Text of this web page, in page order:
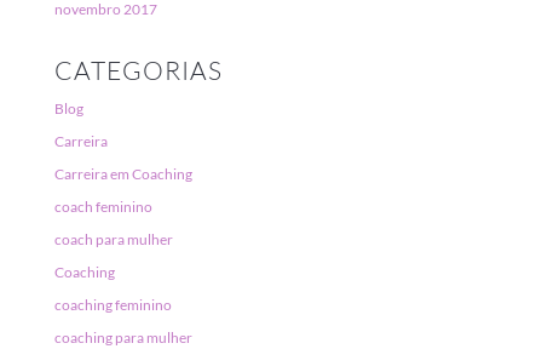
novembro 2017
CATEGORIAS
Blog
Carreira
Carreira em Coaching
coach feminino
coach para mulher
Coaching
coaching feminino
coaching para mulher